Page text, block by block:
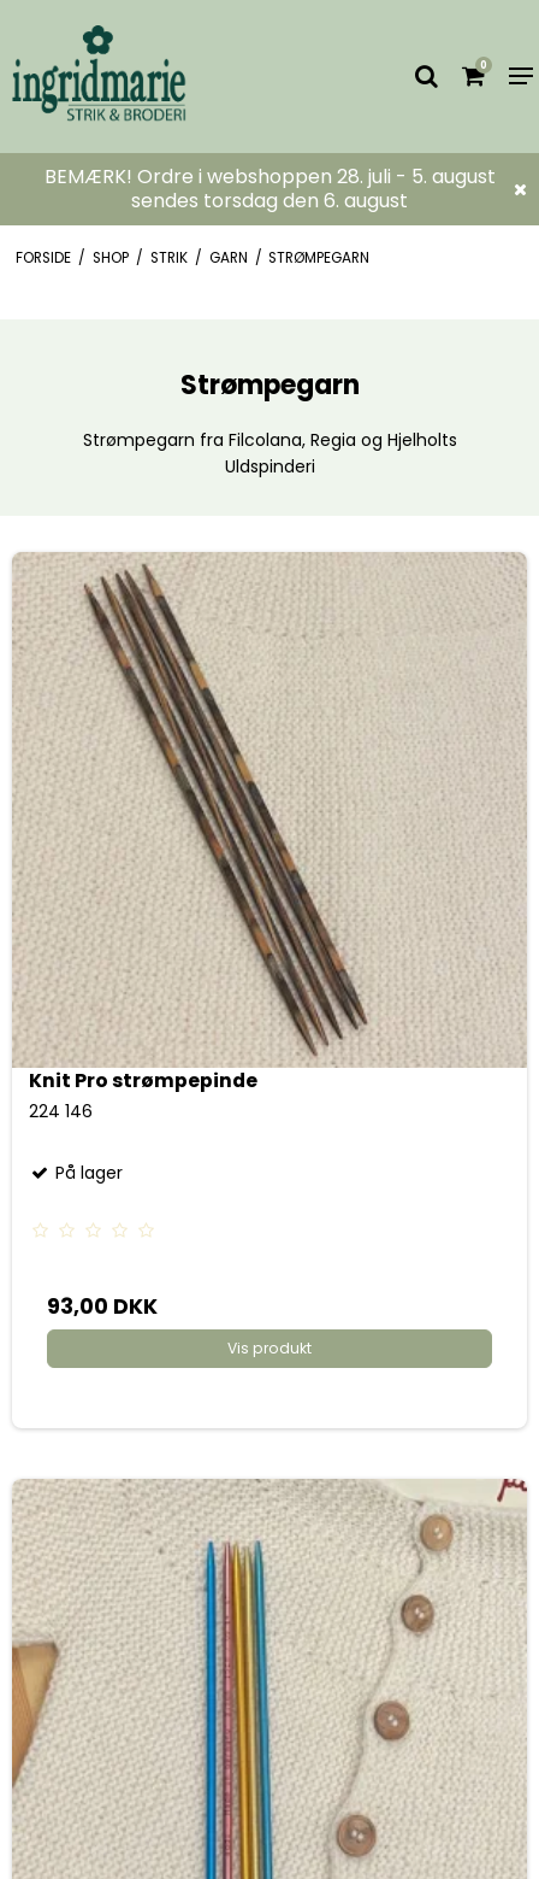
0
BEMÆRK! Ordre i webshoppen 28. juli - 5. august
sendes torsdag den 6. august
FORSIDE / SHOP / STRIK / GARN / STRØMPEGARN
Strømpegarn
Strømpegarn fra Filcolana, Regia og Hjelholts
Uldspinderi
Knit Pro strømpepinde
224 146
På lager
93,00 DKK
Vis produkt